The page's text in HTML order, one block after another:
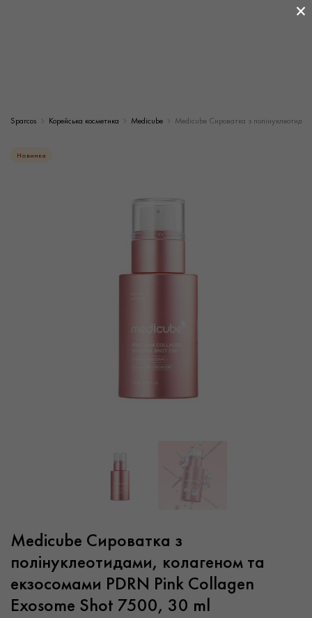
Sparcos Корейська косметика Medicube Medicube Сироватка з
Новинка
Medicube Сироватка з
полінуклеотидами, колагеном та
екзосомами PDRN Pink Collagen
Exosome Shot 7500, 30 ml
×